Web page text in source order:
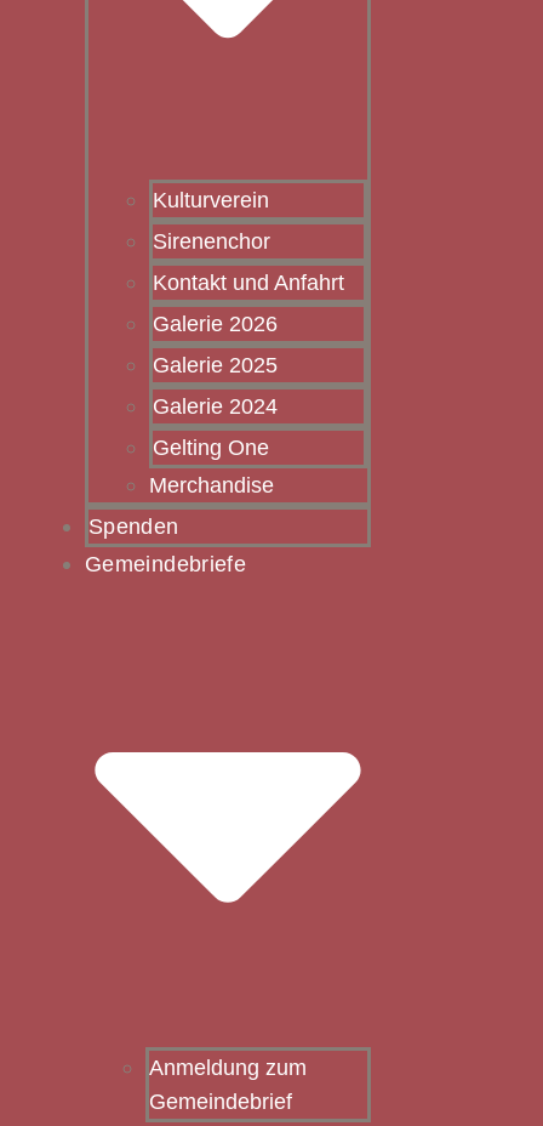
Kulturverein
Sirenenchor
Kontakt und Anfahrt
Galerie 2026
Galerie 2025
Galerie 2024
Gelting One
Merchandise
Spenden
Gemeindebriefe
Anmeldung zum
Gemeindebrief